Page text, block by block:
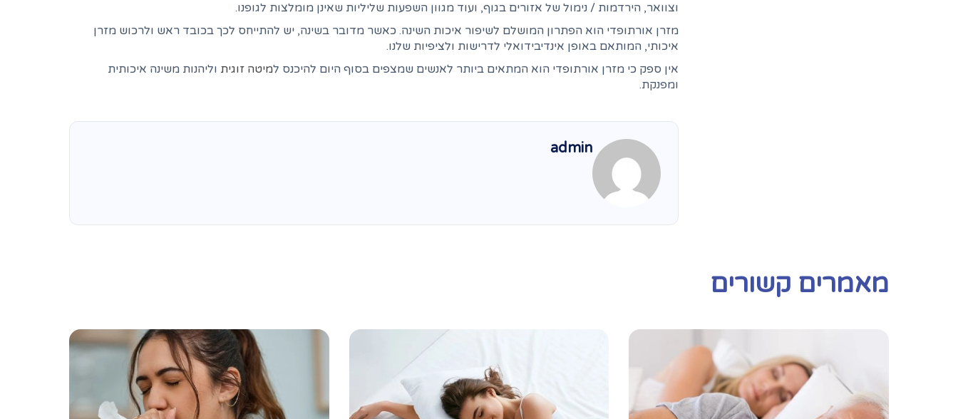
וצוואר, הירדמות / נימול של אזורים בגוף, ועוד מגוון השפעות שליליות שאינן מומלצות לגופנו.
מזרן אורתופדי הוא הפתרון המושלם לשיפור איכות השינה. כאשר מדובר בשינה, יש להתייחס לכך בכובד ראש ולרכוש מזרן
איכותי, המותאם באופן אינדיבידואלי לדרישות ולציפיות שלנו.
אין ספק כי מזרן אורתופדי הוא המתאים ביותר לאנשים שמצפים בסוף היום להיכנס למיטה זוגית וליהנות משינה איכותית
ומפנקת.
admin
מאמרים קשורים